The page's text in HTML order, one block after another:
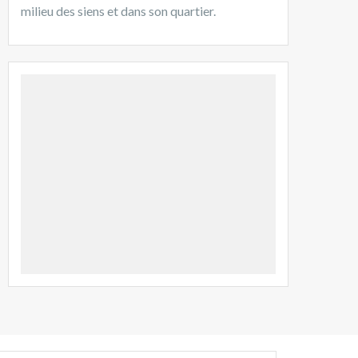
milieu des siens et dans son quartier.